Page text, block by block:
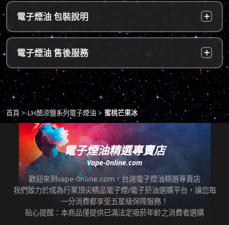
b. 7-11便利店：訂單成立後，24小時內寄出，
2～5個工作天內可送達指定便利店。（ 如遇休
延。遇異常出貨情況，將另外通知您）。
*提示1：線上支付成功並至便利店取貨者須核
對證件，取貨人必須是商品託運單上的收件
人，收件人請勿使用暱稱、假名以免無法順利
取貨。
*提示2：至便利店付款並取貨者，請確認您提
交訂單時的暱稱與包裹是否一致，順利付款後
即可取貨。
*提示3：使用超商到店未取貨者，或會影響
「超商取貨信用」而導致無法再次使用超商取
貨服務，請顧客及時前往取貨。
任何運輸配送方式皆有發生延誤之可能，我們
保證訂單成立後會在24小時內出貨，但無法保
證物流配送零機率延遲。
貨到付款：
使用貨到付款方式只需於配達貨物時，將訂單
款項以新台幣現金的方式繳款，即可完成付
款。
超商付款：
訂單送達門市後，會寄送簡訊通知取貨，請至
超商告知門市人員您訂購時所填寫的聯絡電話
後三碼，並付款取貨。
電子煙油 包裝說明
隱密包裝：
由於台灣法律政策原因，包裝上不會註明內容
物，謝謝理解。
電子煙油 售後服務
退換貨原則 包裹拆封請全程錄影，已確保雙方權益。
商品若有任何瑕疵問題，請拍照/錄影並聯絡本
站客服，以利於退/換貨保固處理。
七天鑑賞期內有任何非人為問題，可免費退/換
貨。超過七天鑑賞期後若要退/換全新未拆封非
瑕疵商品，將收取總金額的20%服務費，並需
自行承擔來回運費。
本站所有商品在運送途中均有可能因為壓力改
變而造成滲漏問題，如發現滲漏，請拍照/錄影
並聯絡客服進行免費退換。有其他疑慮請聯絡
客服。
首頁 LH酷涼鹽系列電子煙油 蜜桃芒果冰
電子煙油精選專賣店
Vape-0nline.com
歡迎來到vape-0nline.com，台灣電子煙油精選專賣店
我們致力於成為行業頂尖精品電子煙/電子菸油選購平台，讓您每
一分消費都享受五星級保障服務！
貼心提醒：本商品僅提供已滿法定吸菸年齡之消費者選購